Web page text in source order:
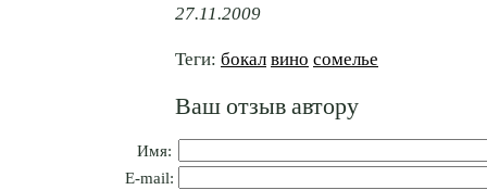
27.11.2009
Теги: бокал вино сомелье
Ваш отзыв автору
Имя:
E-mail: